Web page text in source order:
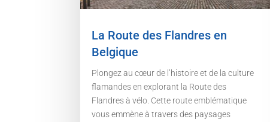
La Route des Flandres en
Belgique
Plongez au cœur de l’histoire et de la culture
flamandes en explorant la Route des
Flandres à vélo. Cette route emblématique
vous emmène à travers des paysages